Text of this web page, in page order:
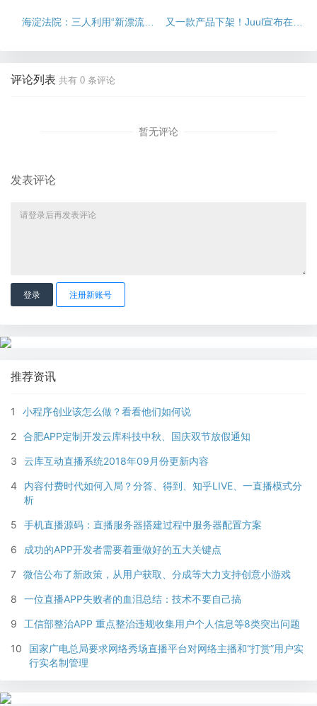
海淀法院：三人利用“新漂流
又一款产品下架！Juul宣布在美
评论列表 共有 0 条评论
暂无评论
发表评论
登录 注册新账号
推荐资讯
1 小程序创业该怎么做？看看他们如何说
2 合肥APP定制开发云库科技中秋、国庆双节放假通知
3 云库互动直播系统2018年09月份更新内容
4
内容付费时代如何入局？分答、得到、知乎LIVE、一直播模式分
析
5 手机直播源码：直播服务器搭建过程中服务器配置方案
6 成功的APP开发者需要着重做好的五大关键点
7 微信公布了新政策，从用户获取、分成等大力支持创意小游戏
8 一位直播APP失败者的血泪总结：技术不要自己搞
9 工信部整治APP 重点整治违规收集用户个人信息等8类突出问题
10
国家广电总局要求网络秀场直播平台对网络主播和“打赏”用户实
行实名制管理